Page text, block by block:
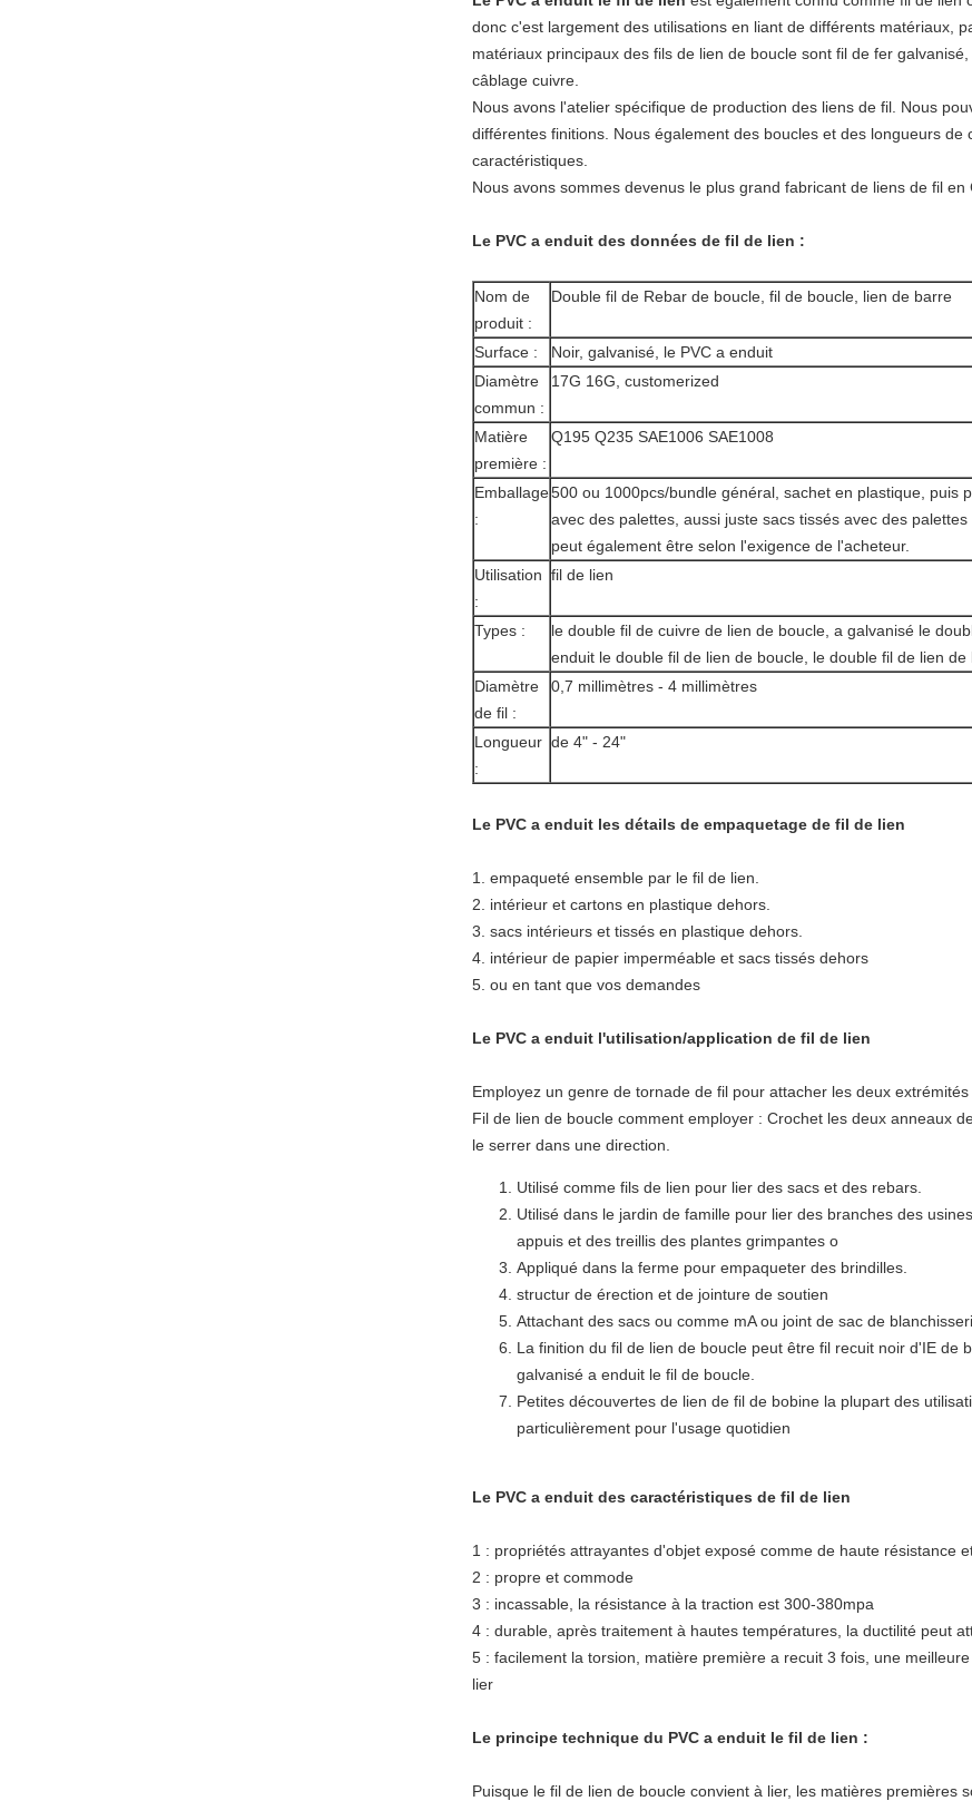
donc c'est largement des utilisations en liant de différents matériaux,
matériaux principaux des fils de lien de boucle sont fil de fer
câblage cuivre.
Nous avons l'atelier spécifique de production des liens de fil. Nous
différentes finitions. Nous également des boucles et des longueurs de
caractéristiques.
Nous avons sommes devenus le plus grand fabricant de liens de fil en
Le PVC a enduit des données de fil de lien :
Nom de
produit :
Double fil de Rebar de boucle, fil de boucle, lien de barre
Surface :
Noir, galvanisé, le PVC a enduit
Diamètre
commun :
17G 16G, customerized
Matière
première :
Q195 Q235 SAE1006 SAE1008
Emballage
:
500 ou 1000pcs/bundle général, sachet en plastique, puis
avec des palettes, aussi juste sacs tissés avec des
peut également être selon l'exigence de l'acheteur.
Utilisation
:
fil de lien
Types :
le double fil de cuivre de lien de boucle, a galvanisé le
enduit le double fil de lien de boucle, le double fil de lien de
Diamètre
de fil :
0,7 millimètres - 4 millimètres
Longueur
:
de 4" - 24"
Le PVC a enduit les détails de empaquetage de fil de lien
1. empaqueté ensemble par le fil de lien.
2. intérieur et cartons en plastique dehors.
3. sacs intérieurs et tissés en plastique dehors.
4. intérieur de papier imperméable et sacs tissés dehors
5. ou en tant que vos demandes
Le PVC a enduit l'utilisation/application de fil de lien
Employez un genre de tornade de fil pour attacher les deux
Fil de lien de boucle comment employer : Crochet les deux anneaux
le serrer dans une direction.
Utilisé comme fils de lien pour lier des sacs et des rebars.
Utilisé dans le jardin de famille pour lier des branches des
appuis et des treillis des plantes grimpantes o
Appliqué dans la ferme pour empaqueter des brindilles.
structur de érection et de jointure de soutien
Attachant des sacs ou comme mA ou joint de sac de
La finition du fil de lien de boucle peut être fil recuit noir d'IE de
galvanisé a enduit le fil de boucle.
Petites découvertes de lien de fil de bobine la plupart des
particulièrement pour l'usage quotidien
Le PVC a enduit des caractéristiques de fil de lien
1 : propriétés attrayantes d'objet exposé comme de haute résistance
2 : propre et commode
3 : incassable, la résistance à la traction est 300-380mpa
4 : durable, après traitement à hautes températures, la ductilité peut
5 : facilement la torsion, matière première a recuit 3 fois, une
lier
Le principe technique du PVC a enduit le fil de lien :
Puisque le fil de lien de boucle convient à lier, les matières premières